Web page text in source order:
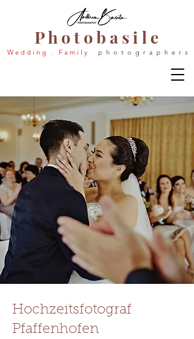
P h o t o b a s i l e
W e d d i n g . F a m i l y p h o t o g r a p h e r s
Hochzeitsfotograf
Pfaffenhofen